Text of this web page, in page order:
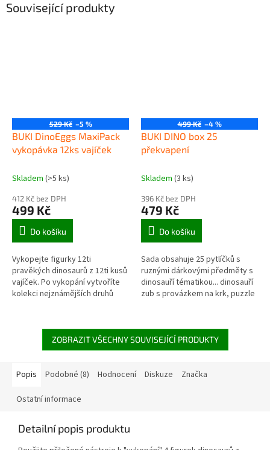
Související produkty
529 Kč –5 %
BUKI DinoEggs MaxiPack
vykopávka 12ks vajíček
Skladem (>5 ks)
412 Kč bez DPH
499 Kč
Do košíku
Vykopejte figurky 12ti
pravěkých dinosaurů z 12ti kusů
vajíček. Po vykopání vytvoříte
kolekci nejznámějších druhů
skvělou...
499 Kč –4 %
BUKI DINO box 25
překvapení
Skladem (3 ks)
396 Kč bez DPH
479 Kč
Do košíku
Sada obsahuje 25 pytlíčků s
ruznými dárkovými předměty s
dinosauří tématikou... dinosauří
zub s provázkem na krk, puzzle
ZOBRAZIT VŠECHNY SOUVISEJÍCÍ PRODUKTY
Popis Podobné (8) Hodnocení Diskuze Značka
Ostatní informace
Detailní popis produktu